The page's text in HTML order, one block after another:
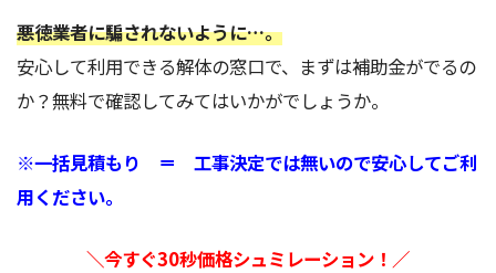
悪徳業者に騙されないように…。
安心して利用できる解体の窓口で、まずは補助金がでるの
か？無料で確認してみてはいかがでしょうか。
※一括見積もり ＝ 工事決定では無いので安心してご利
用ください。
＼今すぐ30秒価格シュミレーション！／